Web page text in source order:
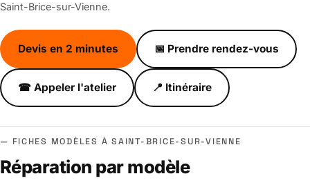
Saint-Brice-sur-Vienne.
Devis en 2 minutes 📅 Prendre rendez-vous
☎ Appeler l'atelier 📍 Itinéraire
FICHES MODÈLES À SAINT-BRICE-SUR-VIENNE
Réparation par modèle